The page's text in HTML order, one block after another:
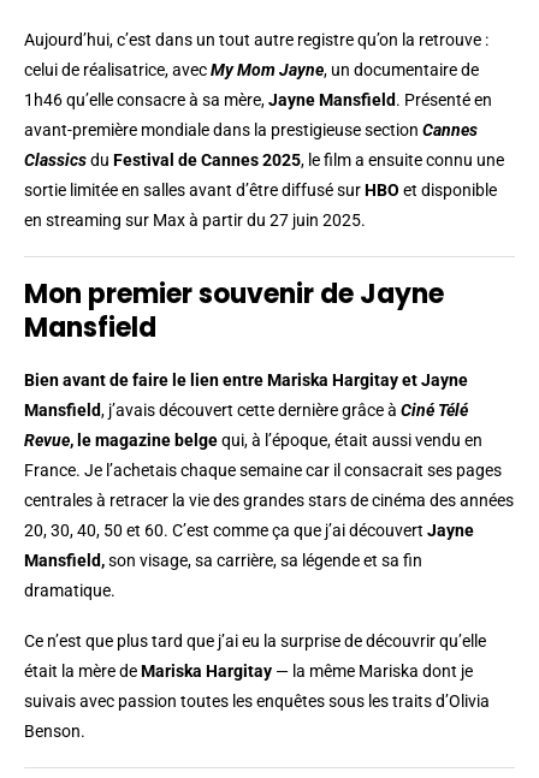
Aujourd’hui, c’est dans un tout autre registre qu’on la retrouve :
celui de réalisatrice, avecMy Mom Jayne, un documentaire de
1h46 qu’elle consacre à sa mère,Jayne Mansfield. Présenté en
avant-première mondiale dans la prestigieuse section Cannes
Classicsdu Festival de Cannes 2025, le film a ensuite connu une
sortie limitée en salles avant d’être diffusé surHBO et disponible
en streaming sur Max à partir du 27 juin 2025.
Mon premier souvenir de Jayne
Mansfield
Bien avant de faire le lien entre Mariska Hargitay et Jayne
Mansfield, j’avais découvert cette dernière grâce à Ciné Télé
Revue, le magazine belgequi, à l’époque, était aussi vendu en
France. Je l’achetais chaque semaine car il consacrait ses pages
centrales à retracer la vie des grandes stars de cinéma des années
20, 30, 40, 50 et 60. C’est comme ça que j’ai découvert Jayne
Mansfield,son visage, sa carrière, sa légende et sa fin
dramatique.
Ce n’est que plus tard que j’ai eu la surprise de découvrir qu’elle
était la mère deMariska Hargitay — la même Mariska dont je
suivais avec passion toutes les enquêtes sous les traits d’Olivia
Benson.